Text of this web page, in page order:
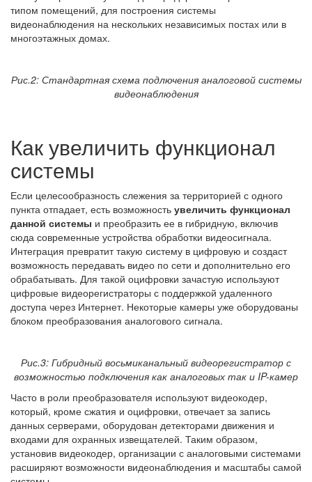
типом помещений, для построения системы
видеонаблюдения на нескольких независимых постах или в
многоэтажных домах.
Рис.2: Стандартная схема подлючения аналоговой системы
видеонаблюдения
Как увеличить функционал
системы
Если целесообразность слежения за территорией с одного
пункта отпадает, есть возможность увеличить функционал
данной системы и преобразить ее в гибридную, включив
сюда современные устройства обработки видеосигнала.
Интеграция превратит такую систему в цифровую и создаст
возможность передавать видео по сети и дополнительно его
обрабатывать. Для такой оцифровки зачастую используют
цифровые видеорегистраторы с поддержкой удаленного
доступа через Интернет. Некоторые камеры уже оборудованы
блоком преобразования аналогового сигнала.
Рис.3: Гибридный восьмиканальный видеорегистратор с
возможностью подключения как аналоговых так и IP-камер
Часто в роли преобразователя используют видеокодер,
который, кроме сжатия и оцифровки, отвечает за запись
данных серверами, оборудован детекторами движения и
входами для охранных извещателей. Таким образом,
установив видеокодер, организации с аналоговыми системами
расширяют возможности видеонаблюдения и масштабы самой